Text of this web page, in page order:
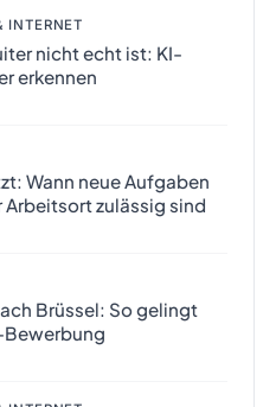
INTERNET
nicht echt ist: KI-
erkennen
Wann neue Aufgaben
Arbeitsort zulässig sind
Brüssel: So gelingt